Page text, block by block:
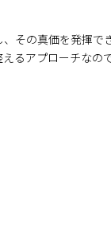
その真価を発揮
るアプローチなので